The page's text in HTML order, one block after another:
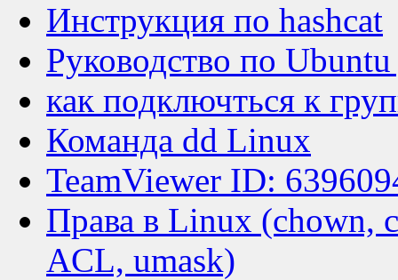
Инструкция по hashcat
Руководство по
как подключться к
Команда dd Linux
TeamViewer ID:
Права в Linux (chown,
ACL, umask)